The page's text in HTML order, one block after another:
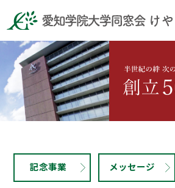
記念事業 メッセージ